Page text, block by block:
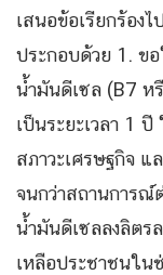
เสนอข้อเรียกร้อง
ประกอบด้วย 1. ขอ
น้ำมันดีเซล (B7 ห
เป็นระยะเวลา 1
สภาวะเศรษฐกิจ
จนกว่าสถานการณ์
น้ำมันดีเซลลงลิตร
เหลือประชาชนใน